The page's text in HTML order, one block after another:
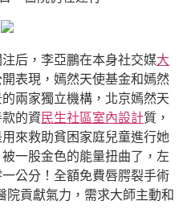
后，李亞鵬在本身社交媒大
表現，嫣然天使基金和嫣然
兩家獨立機構，北京嫣然天
的資 民生社區室內設計質，
來救助貧困家庭兒童進行她
一股金色的能量扭曲了，左
公分！全額免費唇腭裂手術
院貢獻氣力，需求大師主動和